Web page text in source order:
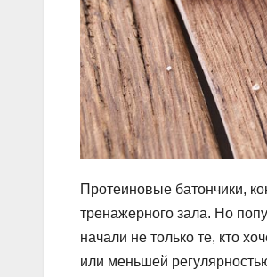
Протеиновые батончики,
тренажерного зала. Но
начали не только те, кто
или меньшей